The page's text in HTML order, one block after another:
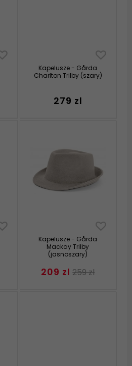
Kapelusze - Gårda
Charlton Trilby (szary)
279 zl
Kapelusze - Gårda
Mackay Trilby
(jasnoszary)
209 zl 259 zl